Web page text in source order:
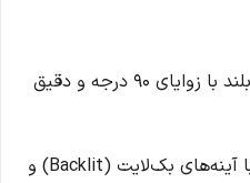
این شیرها دارای بدنه بلند با زوایای ۹۰ درجه و دقیق
هماهنگی کامل با آینه‌های بک‌لایت (Backlit) و